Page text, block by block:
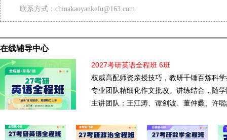
联系方式：chinakaoyankefu@163.com
在线辅导中心
2027考研英语全程班 6班
权威高配师资亲授技巧，教研千锤百炼科
专业团队精细化作文批改。讲练结合，随
主讲团队：王江涛、谭剑波、董仲蠡、许